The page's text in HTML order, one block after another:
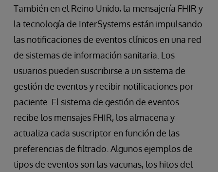
También en el Reino Unido, la mensajería FHIR y
la tecnología de InterSystems están impulsando
las notificaciones de eventos clínicos en una red
de sistemas de información sanitaria. Los
usuarios pueden suscribirse a un sistema de
gestión de eventos y recibir notificaciones por
paciente. El sistema de gestión de eventos
recibe los mensajes FHIR, los almacena y
actualiza cada suscriptor en función de las
preferencias de filtrado. Algunos ejemplos de
tipos de eventos son las vacunas, los hitos del